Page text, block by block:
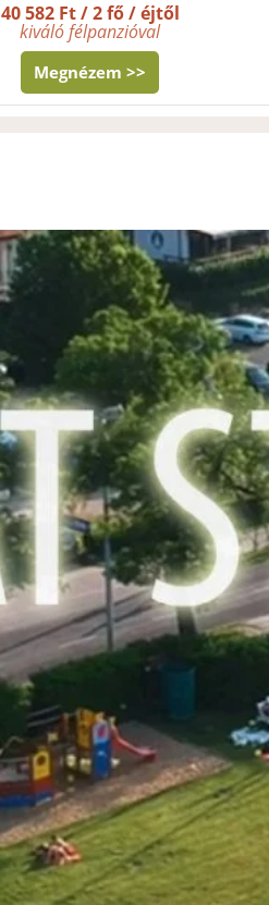
40 582 Ft / 2 fő / éjtől
kiváló félpanzióval
Megnézem >>